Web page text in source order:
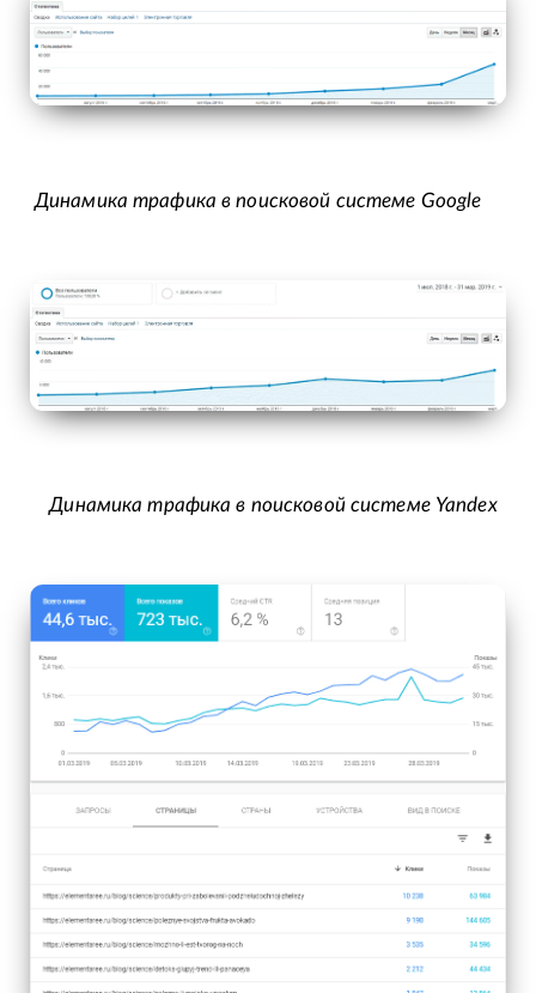
Динамика трафика в поисковой системе Google
Динамика трафика в поисковой системе Yandex